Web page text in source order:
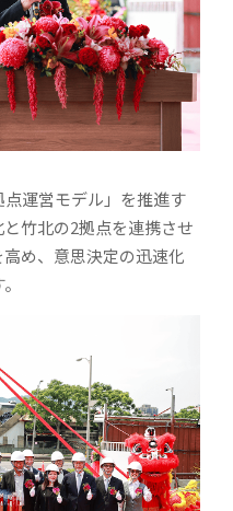
運営モデル」を推進す
竹北の2拠点を連携させ
め、意思決定の迅速化